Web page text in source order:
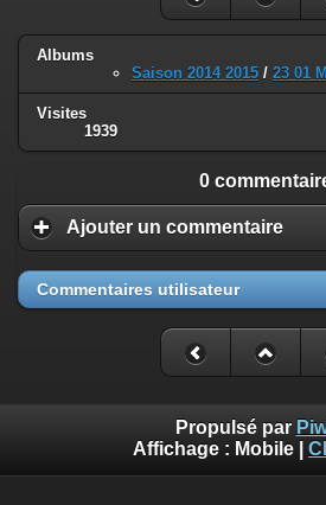
Albums
Saison 2014 2015 / 23 01
Visites
1939
0
Ajouter un commentaire
Commentaires utilisateur
Propulsé par
Affichage : Mobile